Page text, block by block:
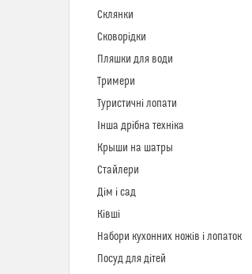
Склянки
Сковорідки
Пляшки для води
Тримери
Туристичні лопати
Інша дрібна техніка
Крыши на шатры
Стайлери
Дім і сад
Ківші
Набори кухонних ножів і лопаток
Посуд для дітей